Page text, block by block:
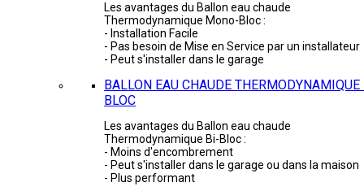
Les avantages du Ballon eau chaude
Thermodynamique Mono-Bloc :
- Installation Facile
- Pas besoin de Mise en Service par un installateur
- Peut s'installer dans le garage
BALLON EAU CHAUDE
BLOC
Les avantages du Ballon eau chaude
Thermodynamique Bi-Bloc :
- Moins d'encombrement
- Peut s'installer dans le garage ou dans la maison
- Plus performant